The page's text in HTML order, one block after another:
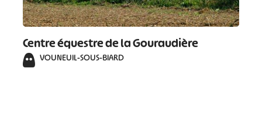
Centre équestre de la Gouraudière
VOUNEUIL-SOUS-BIARD